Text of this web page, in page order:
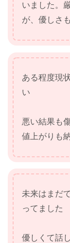
いました。
が、優しさ
ある程度現
い
悪い結果も
値上がりも
未来はまだ
ってました
優しくて話